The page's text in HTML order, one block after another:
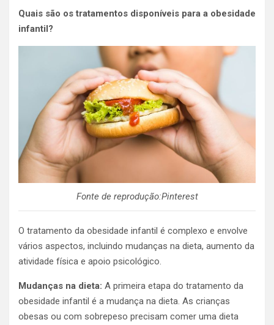
Quais são os tratamentos disponíveis para a obesidade
infantil?
Fonte de reprodução:Pinterest
O tratamento da obesidade infantil é complexo e envolve
vários aspectos, incluindo mudanças na dieta, aumento da
atividade física e apoio psicológico.
Mudanças na dieta: A primeira etapa do tratamento da
obesidade infantil é a mudança na dieta. As crianças
obesas ou com sobrepeso precisam comer uma dieta